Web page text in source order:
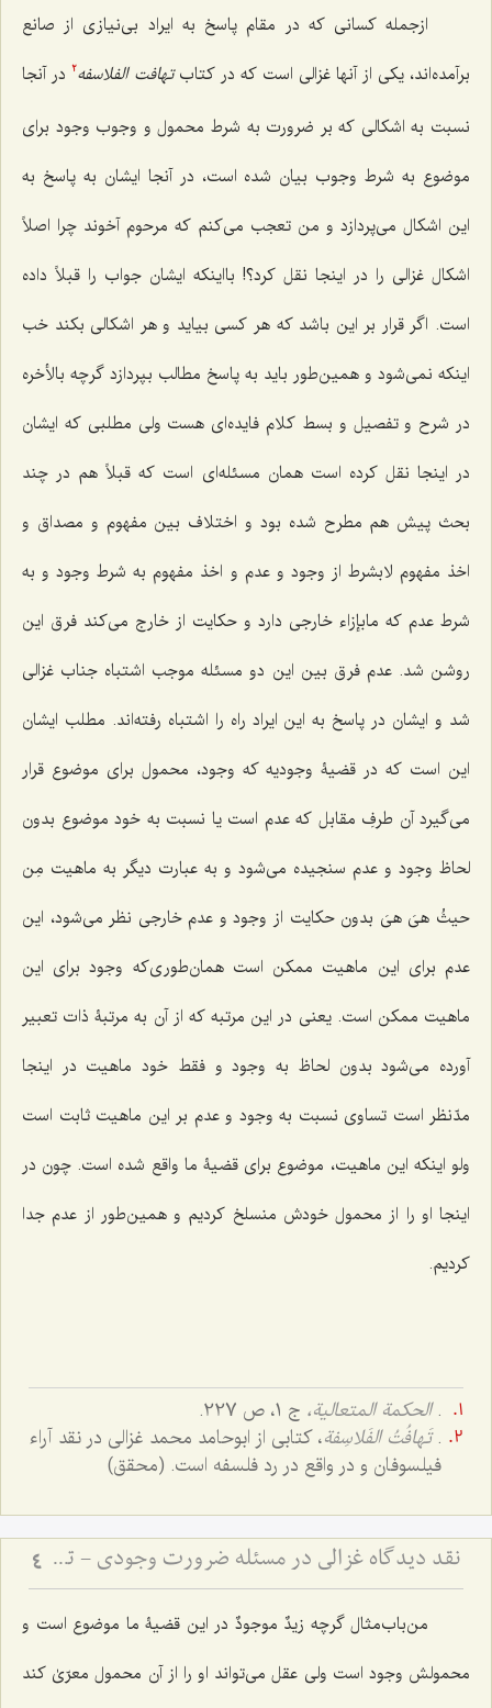
ازجمله کسانی که در مقام پاسخ به ایراد بی‌نیازی از صانع
برآمده‌اند، یکی از آنها غزالی است که در کتابتهافت الفلاسفه2
در آنجا
نسبت به اشکالی که بر ضرورت به شرط محمول و وجوب وجود برای
موضوع به شرط وجوب بیان شده است، در آنجا ایشان به پاسخ به
این اشکال می‌پردازد و من تعجب می‌کنم که مرحوم آخوند چرا اصلاً
اشکال غزالی را در اینجا نقل کرد؟! بااینکه ایشان جواب را قبلاً داده
است. اگر قرار بر این باشد که هر کسی بیاید و هر اشکالی بکند خب
اینکه نمی‌شود و همین‌طور باید به پاسخ مطالب بپردازد گرچه بالأخره
در شرح و تفصیل و بسط کلام فایده‌ای هست ولی مطلبی که ایشان
در اینجا نقل کرده است همان مسئله‌ای است که قبلاً هم در چند
بحث پیش هم مطرح شده بود و اختلاف بین مفهوم و مصداق و
اخذ مفهوم لابشرط از وجود و عدم و اخذ مفهوم به شرط وجود و به
شرط عدم که مابإزاء خارجی دارد و حکایت از خارج می‌کند فرق این
روشن شد. عدم فرق بین این دو مسئله موجب اشتباه جناب غزالی
شد و ایشان در پاسخ به این ایراد راه را اشتباه رفته‌اند. مطلب ایشان
این است که در قضیۀ وجودیه که وجود، محمول برای موضوع قرار
می‌گیرد آن طرفِ مقابل که عدم است یا نسبت به خود موضوع بدون
لحاظ وجود و عدم سنجیده می‌شود و به عبارت دیگر به ماهیت مِن
حیثُ هیَ هیَ بدون حکایت از وجود و عدم خارجی نظر می‌شود، این
عدم برای این ماهیت ممکن است همان‌طوری‌که وجود برای این
ماهیت ممکن است. یعنی در این مرتبه که از آن به مرتبۀ ذات تعبیر
آورده می‌شود بدون لحاظ به وجود و فقط خود ماهیت در اینجا
مدّنظر است تساوی نسبت به وجود و عدم بر این ماهیت ثابت است
ولو اینکه این ماهیت، موضوع برای قضیۀ ما واقع شده است. چون در
اینجا او را از محمول خودش منسلخ کردیم و همین‌طور از عدم جدا
کردیم.
.الحکمة المتعالیة، ج 1، ص 227.
.تَهافُتُ الفَلاسِفة، کتابی از ابوحامد محمد غزالی در نقد آراء
فیلسوفان و در واقع در رد فلسفه است. (محقق)
نقد دیدگاه غزالی در مسئله ضرورت وجودی - تحلیل تفاوت مفهوم و مصداق در اثبات وجوب وجود 4
من‌باب‌مثال گرچه زیدٌ موجودٌ در این قضیۀ ما موضوع است و
محمولش وجود است ولی عقل می‌تواند او را از آن محمول معرّیٰ کند